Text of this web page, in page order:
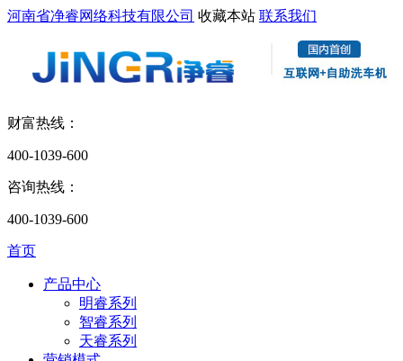
河南省净睿网络科技有限公司 收藏本站 联系我们
财富热线：
400-1039-600
咨询热线：
400-1039-600
首页
产品中心
明睿系列
智睿系列
天睿系列